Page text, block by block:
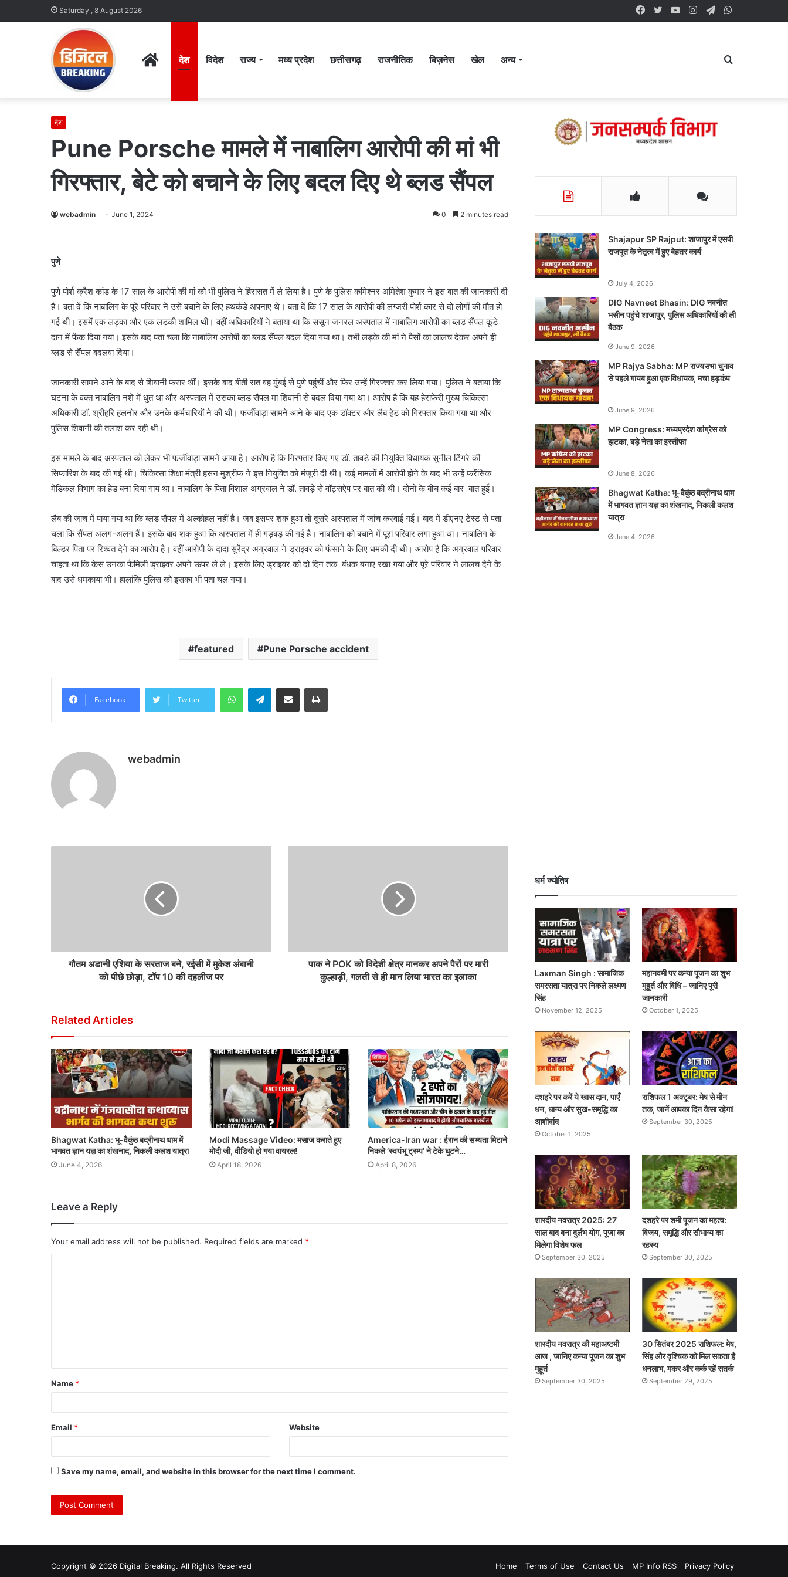
Saturday , 8 August 2026 Telegram
Instagram
YouTube
Twitter
Facebook
Homeदेश विदेश राज्य मध्य प्रदेश छत्तीसगढ़ राजनीतिक बिज़नेस खेल अन्य Search
देश
Pune Porsche मामले में नाबालिग आरोपी की मां भी
गिरफ्तार, बेटे को बचाने के लिए बदल दिए थे ब्लड सैंपल
webadmin June 1, 2024 0 2 minutes read
पुणे
पुणे पोर्श क्रैश कांड के 17 साल के आरोपी की मां को भी पुलिस ने हिरासत में ले लिया है। पुणे के पुलिस कमिश्नर अमितेश कुमार ने इस बात की जानकारी दी
है। बता दें कि नाबालिग के पूरे परिवार ने उसे बचाने के लिए हथकंडे अपनाए थे। बता दें कि 17 साल के आरोपी की लग्जरी पोर्श कार से दो लोगों की मौत हो
गई थी। इसमें एक लड़का और एक लड़की शामिल थी। वहीं अधिकारियों ने बताया था कि ससून जनरल अस्पताल में नाबालिग आरोपी का ब्लड सैंपल कूड़े
दान में फेंक दिया गया। इसके बाद पता चला कि नाबालिग आरोपी का ब्लड सैंपल बदल दिया गया था। तभी लड़के की मां ने पैसों का लालच देकर अपने ही
ब्लड से सैंपल बदलवा दिया।
जानकारी सामने आने के बाद से शिवानी फरार थीं। इसके बाद बीती रात वह मुंबई से पुणे पहुंचीं और फिर उन्हें गिरफ्तार कर लिया गया। पुलिस ने बताया कि
घटना के वक्त नाबालिग नशे में धुत था और अस्पताल में उसका ब्लड सैंपल मां शिवानी से बदल दिया गया था। आरोप है कि यह हेराफेरी मुख्य चिकित्सा
अधिकारी डॉ. श्रीहरि हलनोर और उनके कर्मचारियों ने की थी। फर्जीवाड़ा सामने आने के बाद एक डॉक्टर और लैब हेड को गिरफ्तार किया गया था और
पुलिस शिवानी की तलाश कर रही थी।
इस मामले के बाद अस्पताल को लेकर भी फर्जीवाड़ा सामने आया है। आरोप है कि गिरफ्तार किए गए डॉ. तावड़े की नियुक्ति विधायक सुनील टिंगरे की
सिफारिश के बाद की गई थी। चिकित्सा शिक्षा मंत्री हसन मुश्रीफ ने इस नियुक्ति को मंजूरी दी थी। कई मामलों में आरोपी होने के बाद भी उन्हें फरेंसिक
मेडिकल विभाग का हेड बना दिया गाय था। नाबालिग के पिता विशाल अग्रवाल ने डॉ. तावड़े से वॉट्सऐप पर बात की थी। दोनों के बीच कई बार बात हुई।
लैब की जांच में पाया गया था कि ब्लड सैंपल में अल्कोहल नहीं है। जब इसपर शक हुआ तो दूसरे अस्पताल में जांच करवाई गई। बाद में डीएनए टेस्ट से पता
चला कि सैंपल अलग-अलग हैं। इसके बाद शक हुआ कि अस्पताल में ही गड़बड़ की गई है। नाबालिग को बचाने में पूरा परिवार लगा हुआ था। नाबालिग के
बिल्डर पिता पर रिश्वत देने का आरोप है। वहीं आरोपी के दादा सुरेंद्र अग्रवाल ने ड्राइवर को फंसाने के लिए धमकी दी थी। आरोप है कि अग्रवाल परिवार
चाहता था कि केस उनका फैमिली ड्राइवर अपने ऊपर ले ले। इसके लिए ड्राइवर को दो दिन तक बंधक बनाए रखा गया और पूरे परिवार ने लालच देने के
बाद उसे धमकाया भी। हालांकि पुलिस को इसका भी पता चल गया।
featured Pune Porsche accident
Facebook Twitter
WhatsAppTelegramShare via Email Print
webadmin
गौतम अडानी एशिया के सरताज बने, रईसी में मुकेश अंबानी
को पीछे छोड़ा, टॉप 10 की दहलीज पर
पाक ने POK को विदेशी क्षेत्र मानकर अपने पैरों पर मारी
कुल्हाड़ी, गलती से ही मान लिया भारत का इलाका
Related Articles
Bhagwat Katha: भू-वैकुंठ बद्रीनाथ धाम में
भागवत ज्ञान यज्ञ का शंखनाद, निकली कलश यात्रा
June 4, 2026
Modi Massage Video: मसाज कराते हुए
मोदी जी, वीडियो हो गया वायरल!
April 18, 2026
America-Iran war : ईरान की सभ्यता मिटाने
निकले ‘स्वयंभू ट्रम्प’ ने टेके घुटने…
April 8, 2026
Leave a Reply
Your email address will not be published. Required fields are marked *
Name *
Email * Website
Save my name, email, and website in this browser for the next time I comment.
Shajapur SP Rajput: शाजापुर में एसपी
राजपूत के नेतृत्व में हुए बेहतर कार्य
July 4, 2026
DIG Navneet Bhasin: DIG नवनीत
भसीन पहुंचे शाजापुर, पुलिस अधिकारियों की ली
बैठक
June 9, 2026
MP Rajya Sabha: MP राज्यसभा चुनाव
से पहले गायब हुआ एक विधायक, मचा हड़कंप
June 9, 2026
MP Congress: मध्यप्रदेश कांग्रेस को
झटका, बड़े नेता का इस्तीफा
June 8, 2026
Bhagwat Katha: भू-वैकुंठ बद्रीनाथ धाम
में भागवत ज्ञान यज्ञ का शंखनाद, निकली कलश
यात्रा
June 4, 2026
धर्म ज्योतिष
Laxman Singh : सामाजिक
समरसता यात्रा पर निकले लक्ष्मण
सिंह
November 12, 2025
महानवमी पर कन्या पूजन का शुभ
मुहूर्त और विधि – जानिए पूरी
जानकारी
October 1, 2025
दशहरे पर करें ये खास दान, पाएँ
धन, धान्य और सुख-समृद्धि का
आशीर्वाद
October 1, 2025
राशिफल 1 अक्टूबर: मेष से मीन
तक, जानें आपका दिन कैसा रहेगा!
September 30, 2025
शारदीय नवरात्र 2025: 27
साल बाद बना दुर्लभ योग, पूजा का
मिलेगा विशेष फल
September 30, 2025
दशहरे पर शमी पूजन का महत्व:
विजय, समृद्धि और सौभाग्य का
रहस्य
September 30, 2025
शारदीय नवरात्र की महाअष्टमी
आज , जानिए कन्या पूजन का शुभ
मुहूर्त
September 30, 2025
30 सितंबर 2025 राशिफल: मेष,
सिंह और वृश्चिक को मिल सकता है
धनलाभ, मकर और कर्क रहें सतर्क
September 29, 2025
Copyright © 2026 Digital Breaking. All Rights Reserved Home Terms of Use Contact Us MP Info RSS Privacy Policy